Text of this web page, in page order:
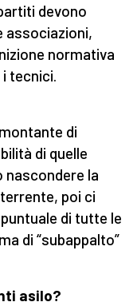
devono
associazioni,
normativa
tecnici.
di
di quelle
nascondere la
poi ci
di tutte le
di “subappalto”
asilo?